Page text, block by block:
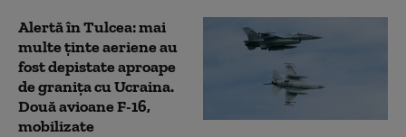
Alertă în Tulcea: mai
multe ținte aeriene au
fost depistate aproape
de granița cu Ucraina.
Două avioane F-16,
mobilizate